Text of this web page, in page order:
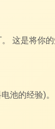
这是将你
池的经验)。